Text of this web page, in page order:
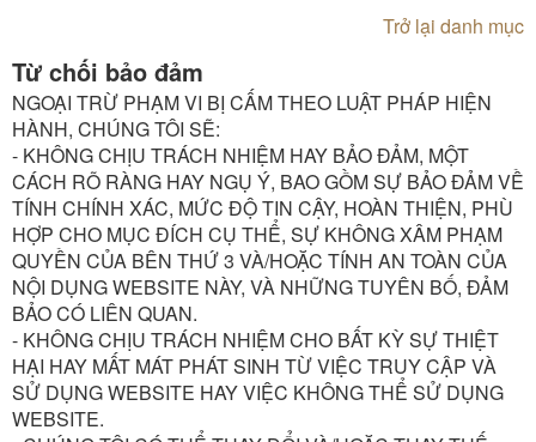
Trở lại danh mục
Từ chối bảo đảm
NGOẠI TRỪ PHẠM VI BỊ CẤM THEO LUẬT PHÁP HIỆN
HÀNH, CHÚNG TÔI SẼ:
- KHÔNG CHỊU TRÁCH NHIỆM HAY BẢO ĐẢM, MỘT
CÁCH RÕ RÀNG HAY NGỤ Ý, BAO GỒM SỰ BẢO ĐẢM VỀ
TÍNH CHÍNH XÁC, MỨC ĐỘ TIN CẬY, HOÀN THIỆN, PHÙ
HỢP CHO MỤC ĐÍCH CỤ THỂ, SỰ KHÔNG XÂM PHẠM
QUYỀN CỦA BÊN THỨ 3 VÀ/HOẶC TÍNH AN TOÀN CỦA
NỘI DỤNG WEBSITE NÀY, VÀ NHỮNG TUYÊN BỐ, ĐẢM
BẢO CÓ LIÊN QUAN.
- KHÔNG CHỊU TRÁCH NHIỆM CHO BẤT KỲ SỰ THIỆT
HẠI HAY MẤT MÁT PHÁT SINH TỪ VIỆC TRUY CẬP VÀ
SỬ DỤNG WEBSITE HAY VIỆC KHÔNG THỂ SỬ DỤNG
WEBSITE.